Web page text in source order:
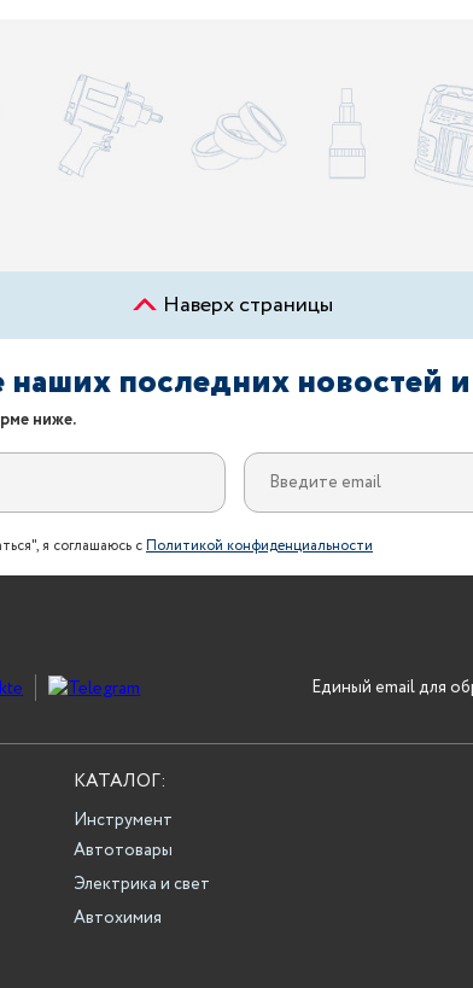
Наверх страницы
наших последних новостей
ниже.
я соглашаюсь сПолитикой конфиденциальности
Единый email для
КАТАЛОГ:
Инструмент
Автотовары
Электрика и свет
Автохимия